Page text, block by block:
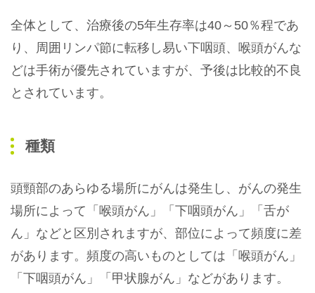
全体として、治療後の5年生存率は40～50％程であ
り、周囲リンパ節に転移し易い下咽頭、喉頭がんな
どは手術が優先されていますが、予後は比較的不良
とされています。
種類
頭頸部のあらゆる場所にがんは発生し、がんの発生
場所によって「喉頭がん」「下咽頭がん」「舌が
ん」などと区別されますが、部位によって頻度に差
があります。頻度の高いものとしては「喉頭がん」
「下咽頭がん」「甲状腺がん」などがあります。